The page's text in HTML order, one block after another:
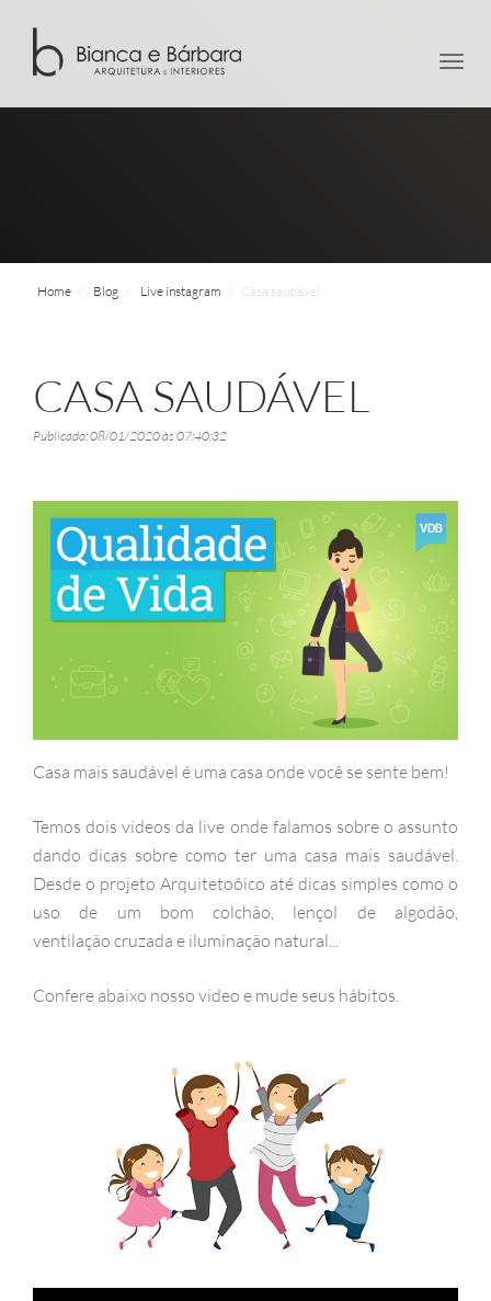
Home Blog Live instagram Casa saudável
CASA SAUDÁVEL
Publicado: 08/01/2020 às 07:40:32
Casa mais saudável é uma casa onde você se sente bem!
Temos dois videos da live onde falamos sobre o assunto
dando dicas sobre como ter uma casa mais saudável.
Desde o projeto Arquitetoôico até dicas simples como o
uso de um bom colchão, lençol de algodão,
ventilação cruzada e iluminação natural...
Confere abaixo nosso video e mude seus hábitos.